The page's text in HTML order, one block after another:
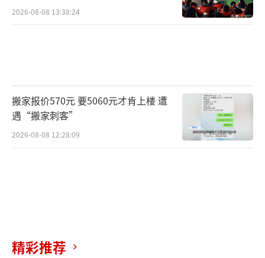
2026-08-08 13:38:24
搬家报价570元 要5060元才肯上楼 遭
遇“搬家刺客”
2026-08-08 12:28:09
精彩推荐